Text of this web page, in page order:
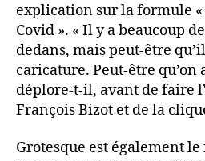
explication sur la formule
Covid ». « Il y a beaucoup
dedans, mais peut-être
caricature. Peut-être qu’on
déplore-t-il, avant de faire
François Bizot et de la
Grotesque est également